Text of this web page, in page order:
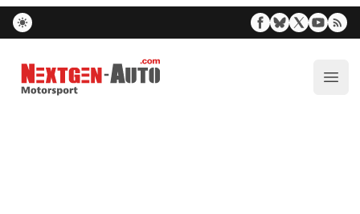
Nextgen-Auto.com